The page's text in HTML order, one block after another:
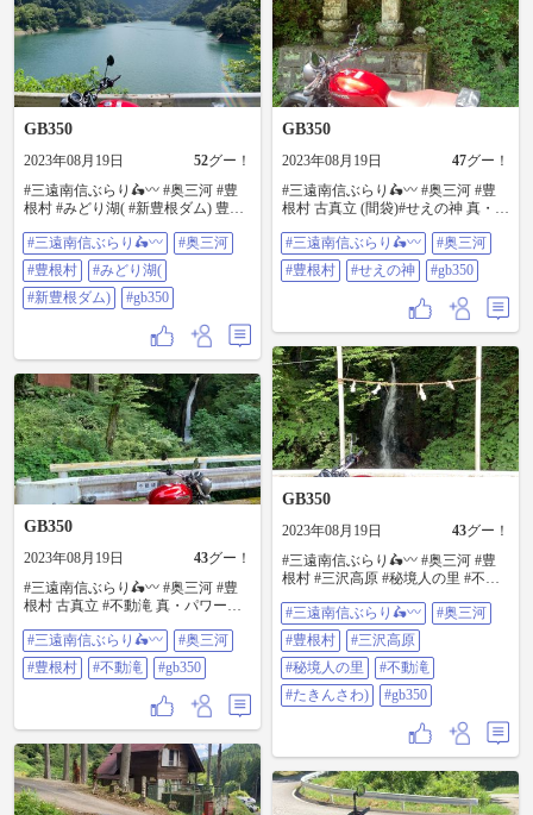
GB350
2023年08月19日 52グー！
#三遠南信ぶらり🛵〰️ #奥三河 #豊
根村 #みどり湖( #新豊根ダム) 豊根
場所がお気に入りスポット (¬¸¬)ﾎﾞ
ｿ…景色を見るだけなら落石箇所ま
で2km程行けます。 #GB350
#三遠南信ぶらり🛵〰️
#奥三河
#豊根村
#みどり湖(
#新豊根ダム)
#gb350
GB350
2023年08月19日 47グー！
#三遠南信ぶらり🛵〰️ #奥三河 #豊
根村 古真立 (間袋)#せえの神 真・パ
#三遠南信ぶらり🛵〰️
#奥三河
#豊根村
#せえの神 #gb350
GB350
2023年08月19日 43グー！
#三遠南信ぶらり🛵〰️ #奥三河 #豊
根村 古真立 #不動滝 真・パワース
#三遠南信ぶらり🛵〰️
#奥三河
#豊根村
#不動滝 #gb350
GB350
2023年08月19日 43グー！
#三遠南信ぶらり🛵〰️ #奥三河 #豊
根村 #三沢高原 #秘境人の里 #不動
ト ↑ガチ #GB350
#三遠南信ぶらり🛵〰️
#奥三河
#豊根村
#三沢高原
#秘境人の里
#不動滝
#たきんさわ)
#gb350